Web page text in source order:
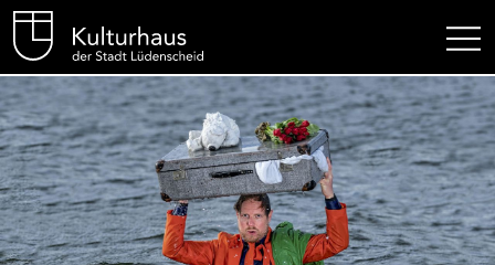
Kulturhaus Lüdenscheid